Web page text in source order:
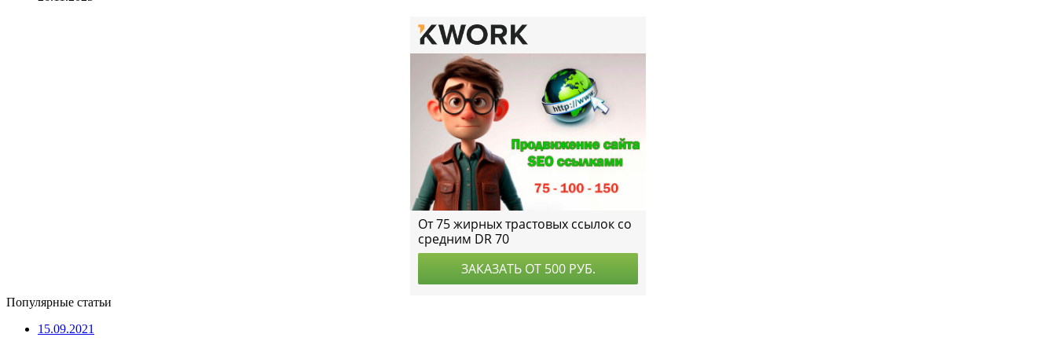
Популярные статьи
15.09.2021